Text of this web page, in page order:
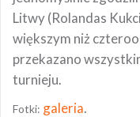
Litwy (Rolandas
większym niż
przekazano
turnieju.
Fotki: galeria.